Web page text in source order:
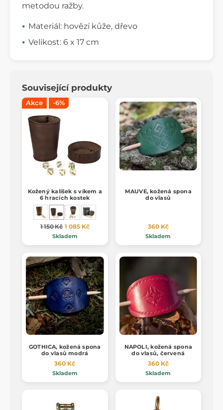
metodou ražby.
Materiál: hovězí kůže, dřevo
Velikost: 6 x 17 cm
Související produkty
Akce -6%
Kožený kalíšek s víkem a
6 hracích kostek
1 150 Kč 1 085 Kč
Skladem
MAUVE, kožená spona
do vlasů
360 Kč
Skladem
GOTHICA, kožená spona
do vlasů modrá
360 Kč
Skladem
NAPOLI, kožená spona
do vlasů, červená
360 Kč
Skladem